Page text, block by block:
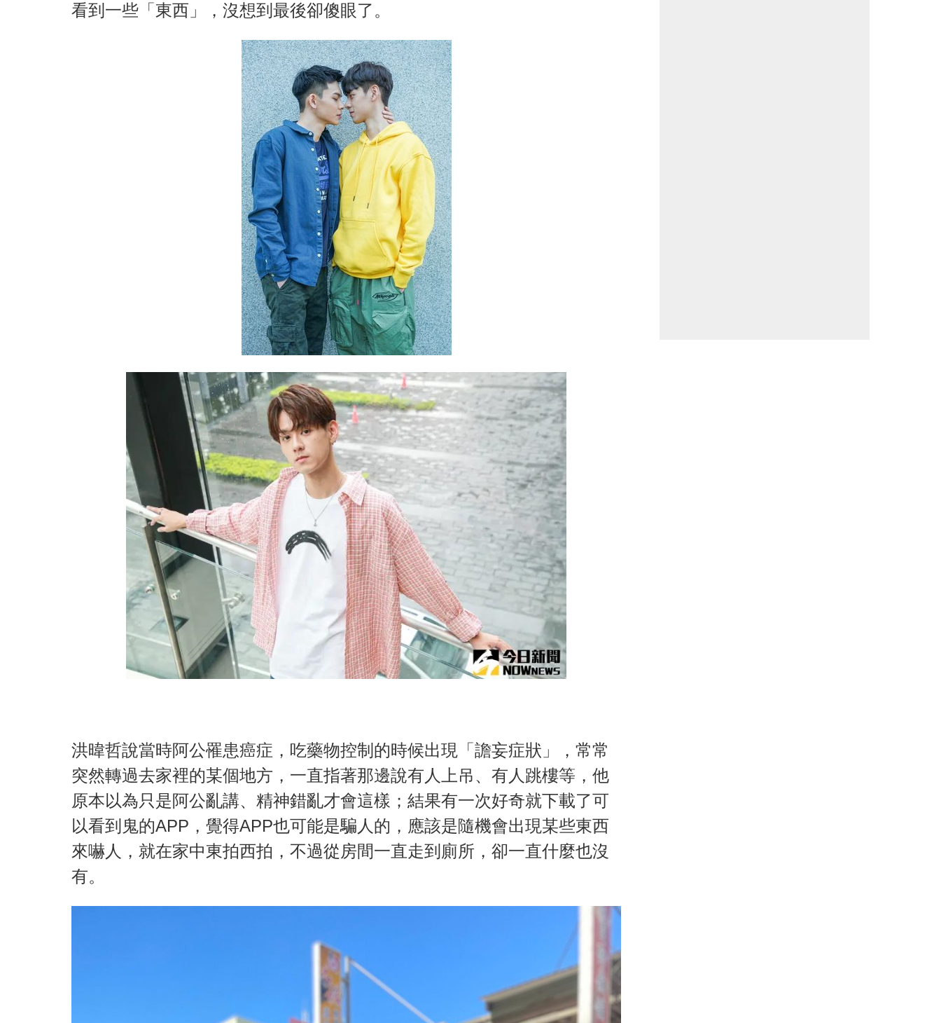
看到一些「東西」，沒想到最後卻傻眼了。
洪暐哲說當時阿公罹患癌症，吃藥物控制的時候出現「譫妄症狀」，常常
突然轉過去家裡的某個地方，一直指著那邊說有人上吊、有人跳樓等，他
原本以為只是阿公亂講、精神錯亂才會這樣；結果有一次好奇就下載了可
以看到鬼的APP，覺得APP也可能是騙人的，應該是隨機會出現某些東西
來嚇人，就在家中東拍西拍，不過從房間一直走到廁所，卻一直什麼也沒
有。